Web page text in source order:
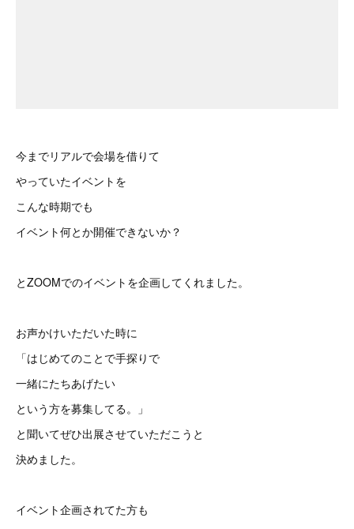
今までリアルで会場を借りて
やっていたイベントを
こんな時期でも
イベント何とか開催できないか？
とZOOMでのイベントを企画してくれました。
お声かけいただいた時に
「はじめてのことで手探りで
一緒にたちあげたい
という方を募集してる。」
と聞いてぜひ出展させていただこうと
決めました。
イベント企画されてた方も